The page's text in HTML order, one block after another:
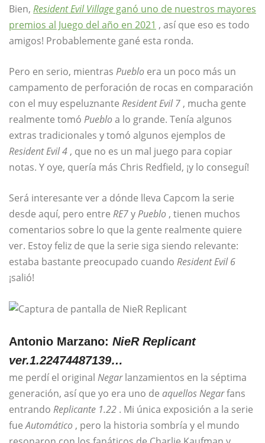
Bien, Resident Evil Village ganó uno de nuestros mayores
premios al Juego del año en 2021 , así que eso es todo
amigos! Probablemente gané esta ronda.
Pero en serio, mientras Pueblo era un poco más un
campamento de perforación de rocas en comparación
con el muy espeluznante Resident Evil 7 , mucha gente
realmente tomó Puebloa lo grande. Tenía algunos
extras tradicionales y tomó algunos ejemplos de
Resident Evil 4 , que no es un mal juego para copiar
notas. Y oye, quería más Chris Redfield, ¡y lo conseguí!
Será interesante ver a dónde lleva Capcom la serie
desde aquí, pero entre RE7yPueblo , tienen muchos
comentarios sobre lo que la gente realmente quiere
ver. Estoy feliz de que la serie siga siendo relevante:
estaba bastante preocupado cuando Resident Evil 6
¡salió!
Antonio Marzano: NieR Replicant
ver.1.22474487139…
me perdí el original Negarlanzamientos en la séptima
generación, así que yo era uno de aquellosNegarfans
entrando Replicante 1.22 . Mi única exposición a la serie
fueAutomático , pero la historia sombría y el mundo